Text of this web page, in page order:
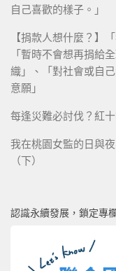
自己喜歡的樣子。」
【捐款人想什麼？】
「暫時不會想再捐給
織」、「對社會或自
意願」
每逢災難必討伐？紅
我在桃園女監的日與
（下）
認識永續發展，鎖定專